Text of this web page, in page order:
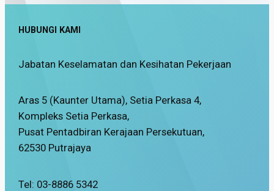
HUBUNGI KAMI
Jabatan Keselamatan dan Kesihatan Pekerjaan
Aras 5 (Kaunter Utama), Setia Perkasa 4,
Kompleks Setia Perkasa,
Pusat Pentadbiran Kerajaan Persekutuan,
62530 Putrajaya
Tel: 03-8886 5342